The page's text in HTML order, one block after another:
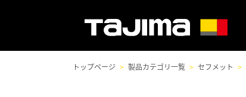
トップページ 製品カテゴリ一覧 セフメット